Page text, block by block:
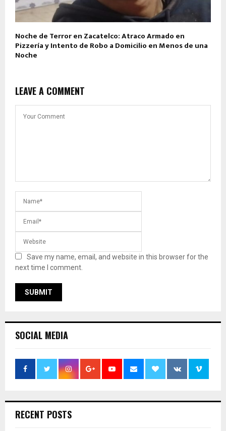
Noche de Terror en Zacatelco: Atraco Armado en
Pizzería y Intento de Robo a Domicilio en Menos de una
Noche
LEAVE A COMMENT
Save my name, email, and website in this browser for the
next time I comment.
SOCIAL MEDIA
RECENT POSTS